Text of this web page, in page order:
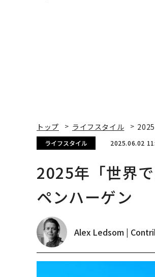
トップ ライフスタイル
ライフスタイル 2025.06.02
2025年「世界
ペンハーゲン
Alex Ledsom |